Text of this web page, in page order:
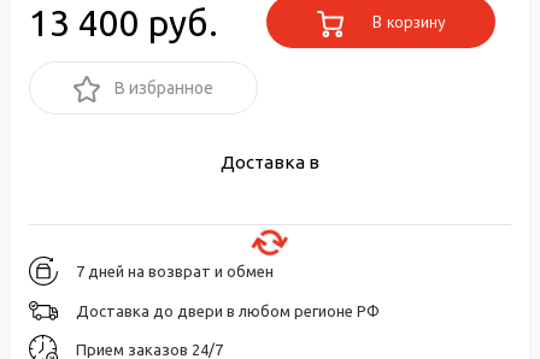
13 400 руб. В корзину
В избранное
Доставка в
7 дней на возврат и обмен
Доставка до двери в любом регионе РФ
Прием заказов 24/7